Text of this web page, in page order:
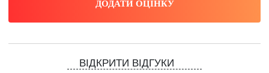
ВІДКРИТИ ВІДГУКИ